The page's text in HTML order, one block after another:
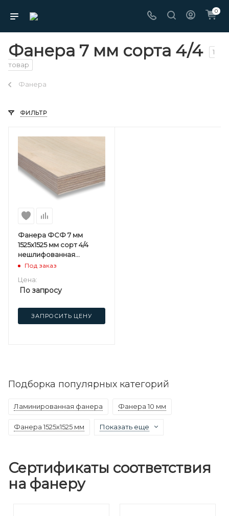
0
Фанера 7 мм сорта 4/4
1
товар
Фанера
ФИЛЬТР
Фанера ФСФ 7 мм
1525х1525 мм сорт 4/4
нешлифованная
березовая
Под заказ
Цена:
По запросу
ЗАПРОСИТЬ ЦЕНУ
Подборка популярных категорий
Ламинированная фанера Фанера 10 мм
Фанера 1525х1525 мм Показать еще
Сертификаты соответствия
на фанеру